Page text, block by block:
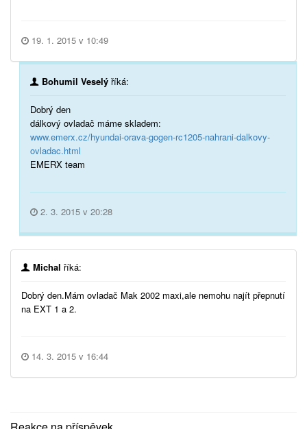
19. 1. 2015 v 10:49
Bohumil Veselý říká:
Dobrý den
dálkový ovladač máme skladem:
www.emerx.cz/hyundai-orava-gogen-rc1205-nahrani-dalkovy-
ovladac.html
EMERX team
2. 3. 2015 v 20:28
Michal říká:
Dobrý den.Mám ovladač Mak 2002 maxi,ale nemohu najít přepnutí
na EXT 1 a 2.
14. 3. 2015 v 16:44